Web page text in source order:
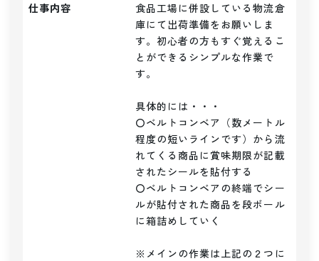
仕事内容
食品工場に併設している物流倉
庫にて出荷準備をお願いしま
す。初心者の方もすぐ覚えるこ
とができるシンプルな作業で
す。
具体的には・・・
〇ベルトコンベア（数メートル
程度の短いラインです）から流
れてくる商品に賞味期限が記載
されたシールを貼付する
〇ベルトコンベアの終端でシー
ルが貼付された商品を段ボール
に箱詰めしていく
※メインの作業は上記の２つに